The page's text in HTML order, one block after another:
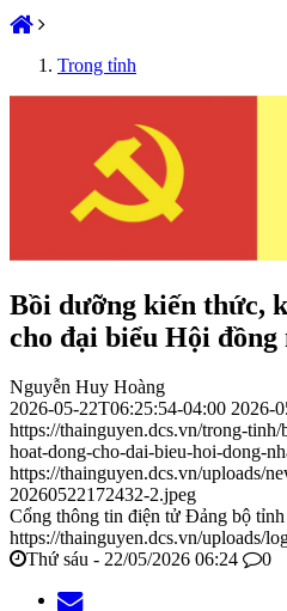
Trong tỉnh
Bồi dưỡng kiến thức,
cho đại biểu Hội đồng
Nguyễn Huy Hoàng
2026-05-22T06:25:54-04:00 2026-
https://thainguyen.dcs.vn/trong-
hoat-dong-cho-dai-bieu-hoi-dong-
https://thainguyen.dcs.vn/uploads/
20260522172432-2.jpeg
Cổng thông tin điện tử Đảng bộ
https://thainguyen.dcs.vn/uploads/
Thứ sáu - 22/05/2026 06:24
0